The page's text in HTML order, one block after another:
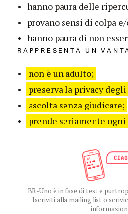
hanno paura delle
provano sensi di colpa
hanno paura di non
RAPPRESENTA UN
non è un adulto;
preserva la privacy
ascolta senza giudicare;
prende seriamente
BR-Uno è in fase di test e
Iscriviti alla mailing list o